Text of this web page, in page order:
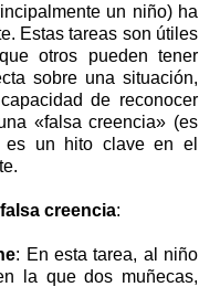
un niño) ha
Estas tareas son útiles
otros pueden tener
sobre una situación,
de reconocer
«falsa creencia» (es
es un hito clave en el
creencia:
: En esta tarea, al niño
la que dos muñecas,